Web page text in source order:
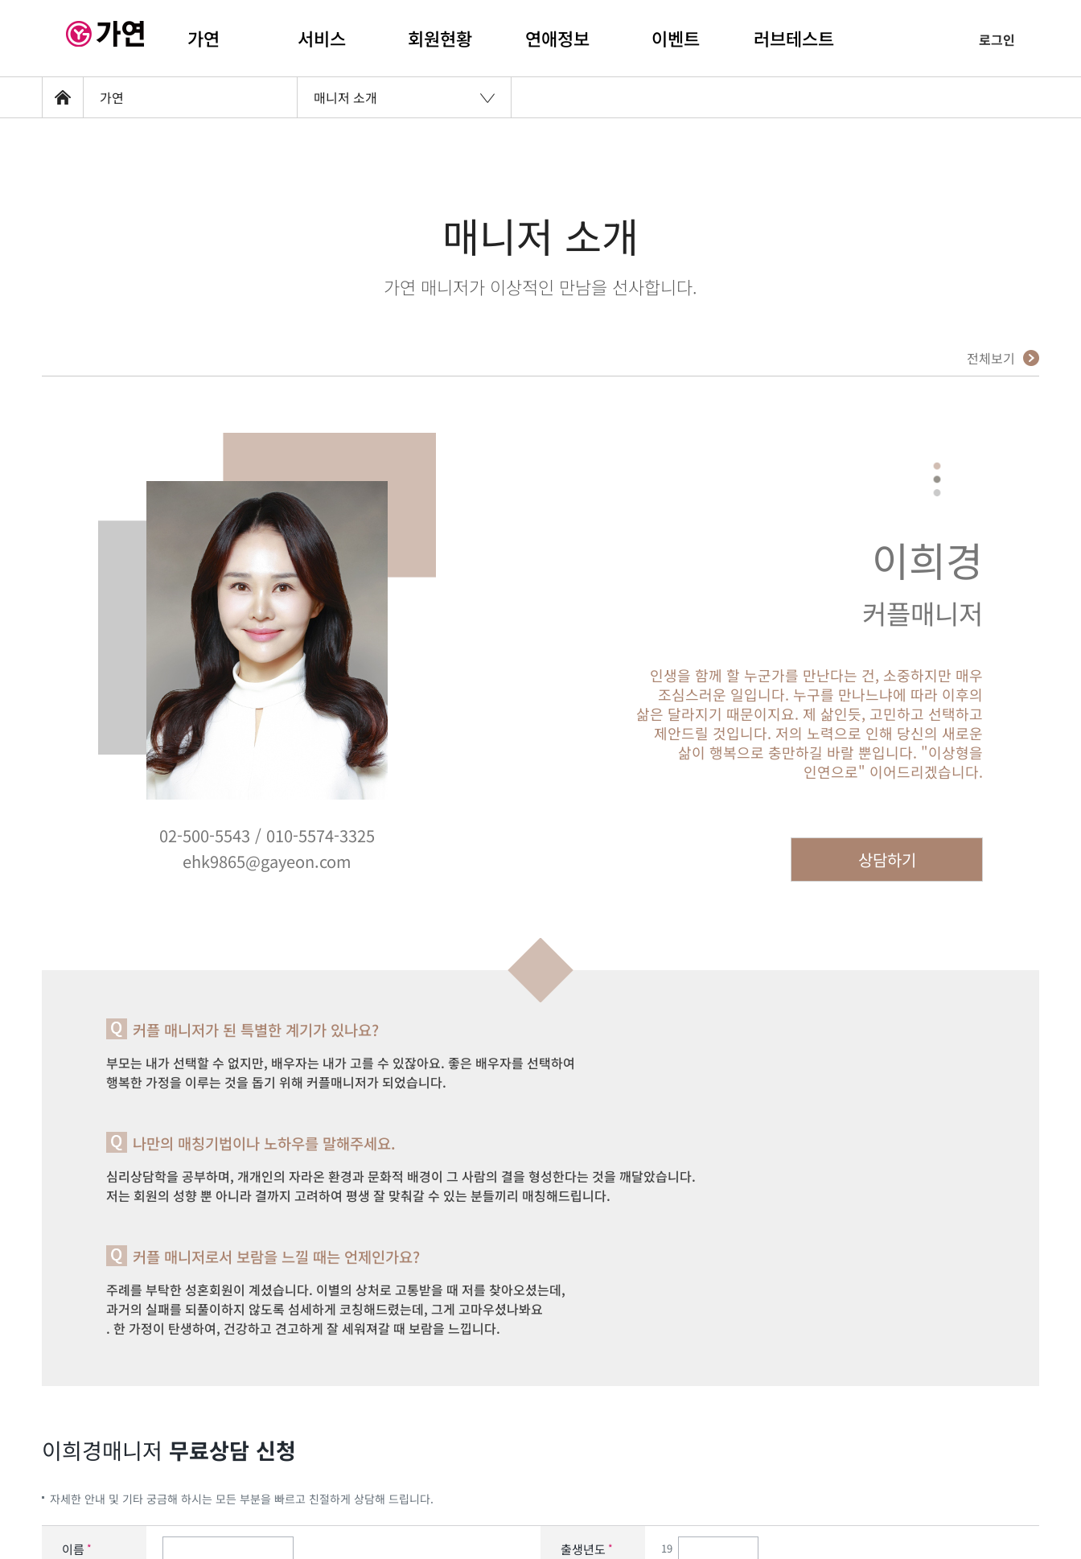
가연 서비스 회원현황 연애정보 이벤트 러브테스트 로그인
홈 가연 매니저 소개
매니저 소개
가연 매니저가 이상적인 만남을 선사합니다.
전체보기
02-500-5543 / 010-5574-3325
ehk9865@gayeon.com
이희경
커플매니저
인생을 함께 할 누군가를 만난다는 건, 소중하지만 매우
조심스러운 일입니다. 누구를 만나느냐에 따라 이후의
삶은 달라지기 때문이지요. 제 삶인듯, 고민하고 선택하고
제안드릴 것입니다. 저의 노력으로 인해 당신의 새로운
삶이 행복으로 충만하길 바랄 뿐입니다. "이상형을
인연으로" 이어드리겠습니다.
상담하기
커플 매니저가 된 특별한 계기가 있나요?
부모는 내가 선택할 수 없지만, 배우자는 내가 고를 수 있잖아요. 좋은 배우자를 선택하여
행복한 가정을 이루는 것을 돕기 위해 커플매니저가 되었습니다.
나만의 매칭기법이나 노하우를 말해주세요.
심리상담학을 공부하며, 개개인의 자라온 환경과 문화적 배경이 그 사람의 결을 형성한다는 것을 깨달았습니다.
저는 회원의 성향 뿐 아니라 결까지 고려하여 평생 잘 맞춰갈 수 있는 분들끼리 매칭해드립니다.
커플 매니저로서 보람을 느낄 때는 언제인가요?
주례를 부탁한 성혼회원이 계셨습니다. 이별의 상처로 고통받을 때 저를 찾아오셨는데,
과거의 실패를 되풀이하지 않도록 섬세하게 코칭해드렸는데, 그게 고마우셨나봐요
. 한 가정이 탄생하여, 건강하고 견고하게 잘 세워져갈 때 보람을 느낍니다.
이희경매니저 무료상담 신청
자세한 안내 및 기타 궁금해 하시는 모든 부분을 빠르고 친절하게 상담해 드립니다.
이름 * 출생년도 * 19